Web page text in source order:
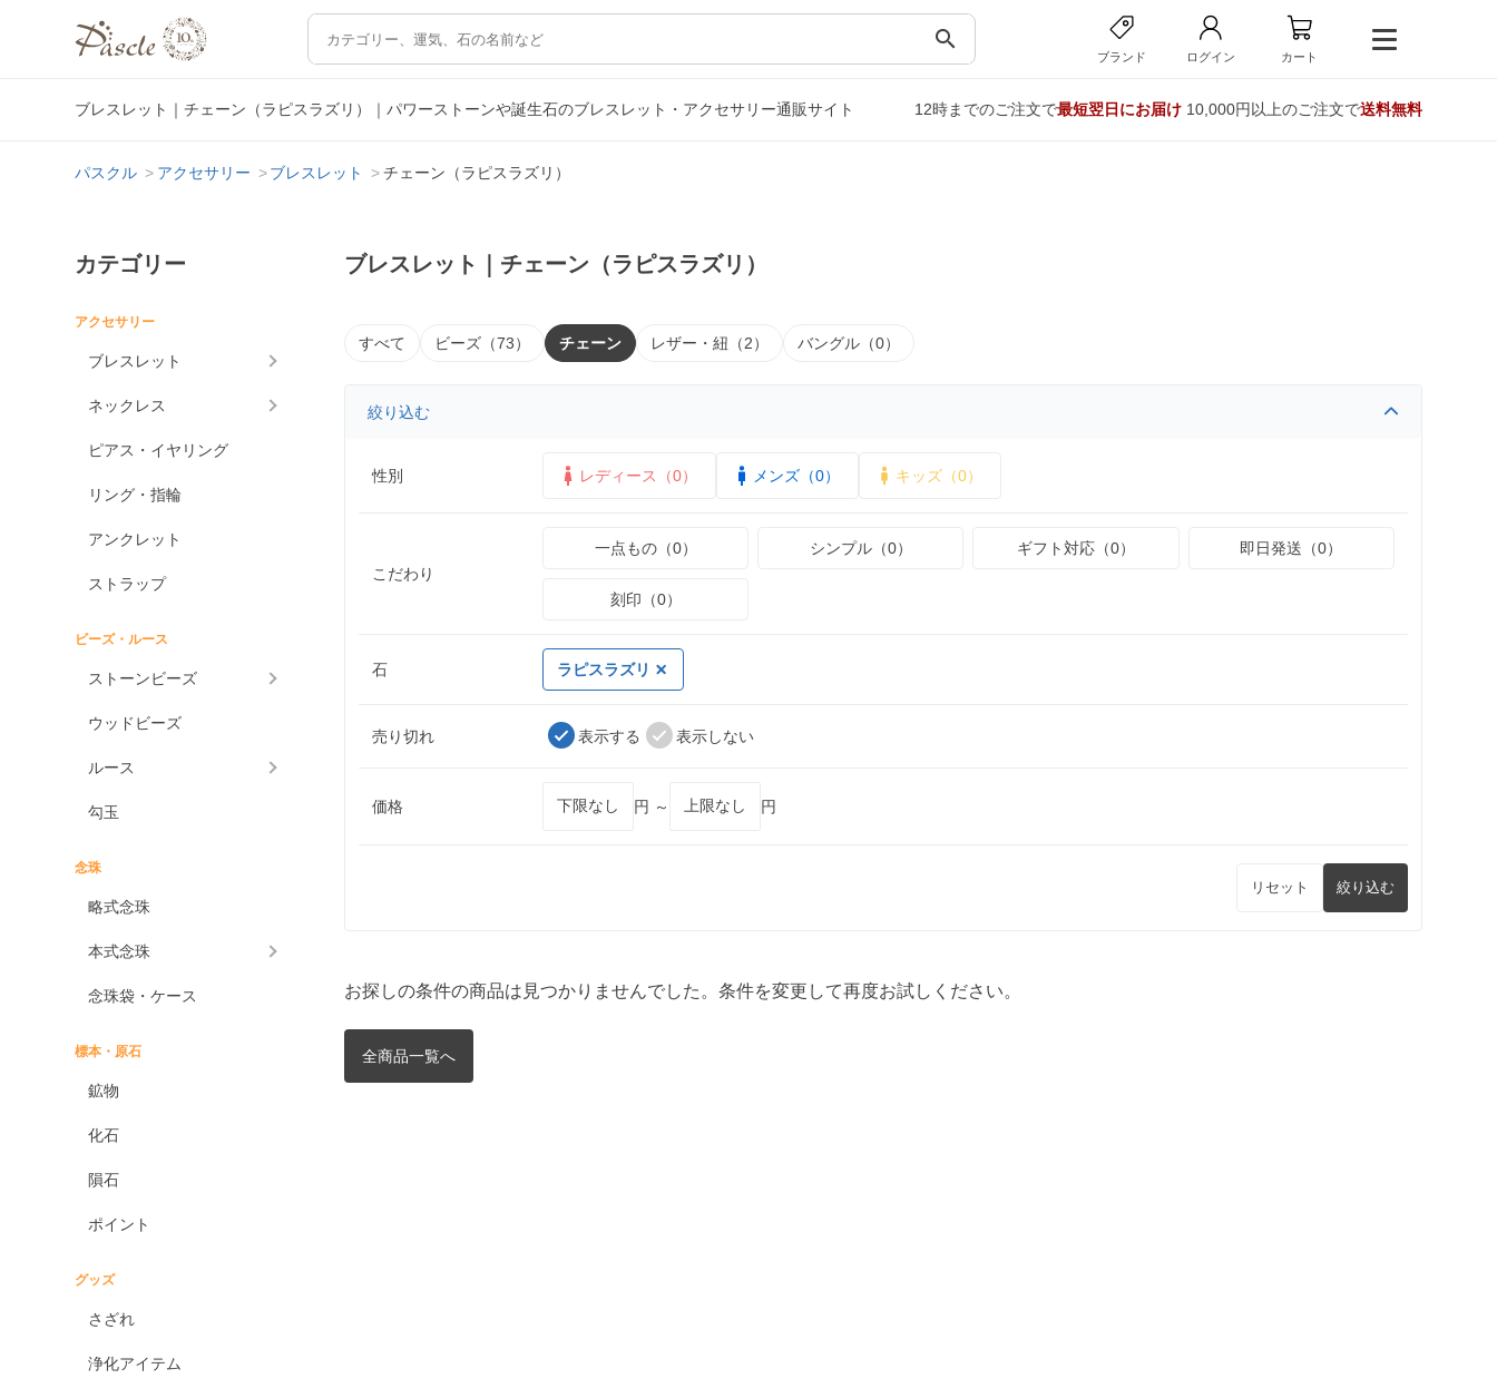
search
ブランド ログイン カート
ブレスレット｜チェーン（ラピスラズリ）｜パワーストーンや誕生石のブレスレット・アクセサリー通販サイト 12時までのご注文で最短翌日にお届け10,000円以上のご注文で送料無料
パスクル アクセサリー ブレスレット チェーン（ラピスラズリ）
カテゴリー
アクセサリー
ブレスレット
ネックレス
ピアス・イヤリング
リング・指輪
アンクレット
ストラップ
ビーズ・ルース
ストーンビーズ
ウッドビーズ
ルース
勾玉
念珠
略式念珠
本式念珠
念珠袋・ケース
標本・原石
鉱物
化石
隕石
ポイント
グッズ
さざれ
浄化アイテム
ブレスレット｜チェーン（ラピスラズリ）
すべて ビーズ（73） チェーン レザー・紐（2） バングル（0）
絞り込む
性別 レディース（0） メンズ（0） キッズ（0）
こだわり
一点もの（0） シンプル（0） ギフト対応（0） 即日発送（0）
刻印（0）
石 ラピスラズリ
売り切れ 表示する 表示しない
価格 円 ～ 円
リセット 絞り込む
お探しの条件の商品は見つかりませんでした。条件を変更して再度お試しください。
全商品一覧へ